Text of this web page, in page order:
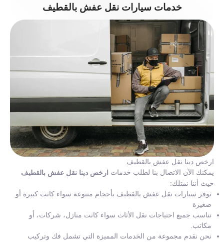
خدمات سيارات نقل عفش بالقطيف
ارخص دينا نقل عفش بالقطيف
يمكنك الآن الاتصال بنا لطلب خدمات ارخص دينا نقل عفش بالقطيف
حيث أننا نمتلك:
نوفر سيارات نقل عفش بالقطيف بأحجام متنوعة سواء كانت كبيرة أو
صغيرة
تناسب جميع احتياجات نقل الأثاث سواء كانت منازل، شركات، أو
مكاتب.
نحن نقدم مجموعة من الخدمات المميزة التي تشمل فك وتركيب